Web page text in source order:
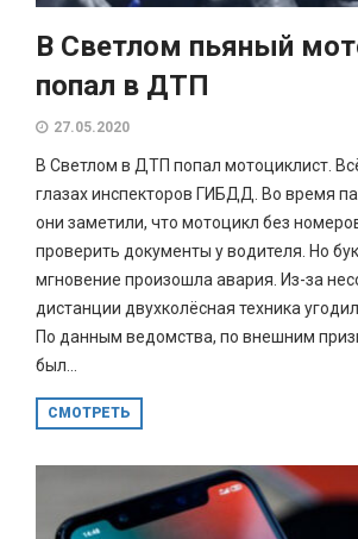
В Светлом пьяный
попал в ДТП
27.05.2020
В Светлом в ДТП попал мотоциклист.
глазах инспекторов ГИБДД. Во время
они заметили, что мотоцикл без
проверить документы у водителя. Но
мгновение произошла авария. Из-за
дистанции двухколёсная техника
По данным ведомства, по внешним
был...
СМОТРЕТЬ